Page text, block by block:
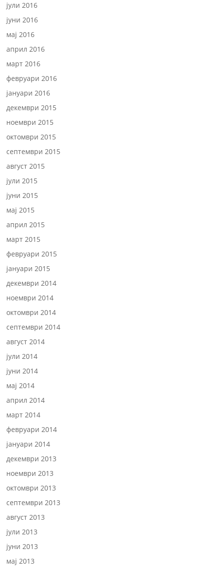
јули 2016
јуни 2016
мај 2016
април 2016
март 2016
февруари 2016
јануари 2016
декември 2015
ноември 2015
октомври 2015
септември 2015
август 2015
јули 2015
јуни 2015
мај 2015
април 2015
март 2015
февруари 2015
јануари 2015
декември 2014
ноември 2014
октомври 2014
септември 2014
август 2014
јули 2014
јуни 2014
мај 2014
април 2014
март 2014
февруари 2014
јануари 2014
декември 2013
ноември 2013
октомври 2013
септември 2013
август 2013
јули 2013
јуни 2013
мај 2013